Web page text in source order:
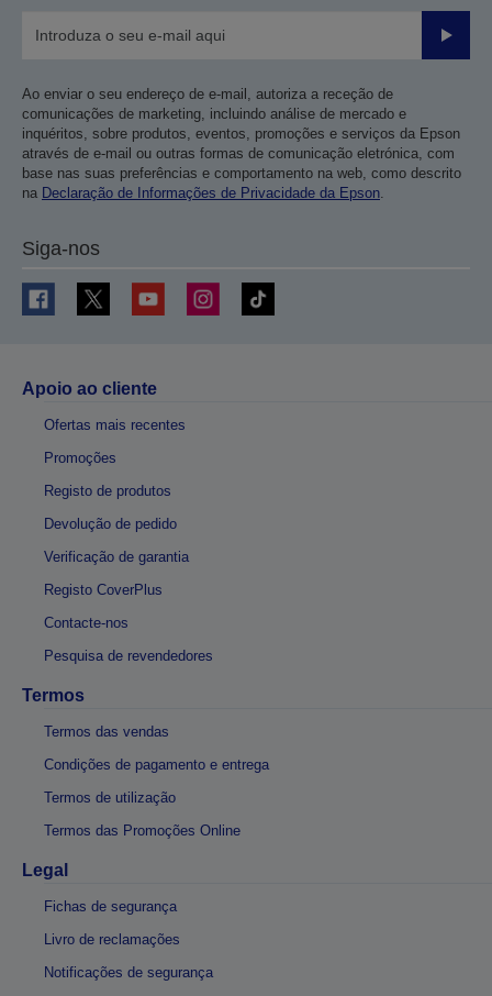
Enviar
Ao enviar o seu endereço de e-mail, autoriza a receção de
comunicações de marketing, incluindo análise de mercado e
inquéritos, sobre produtos, eventos, promoções e serviços da Epson
através de e-mail ou outras formas de comunicação eletrónica, com
base nas suas preferências e comportamento na web, como descrito
na Declaração de Informações de Privacidade da Epson.
Siga-nos
Apoio ao cliente
Ofertas mais recentes
Promoções
Registo de produtos
Devolução de pedido
Verificação de garantia
Registo CoverPlus
Contacte-nos
Pesquisa de revendedores
Termos
Termos das vendas
Condições de pagamento e entrega
Termos de utilização
Termos das Promoções Online
Legal
Fichas de segurança
Livro de reclamações
Notificações de segurança